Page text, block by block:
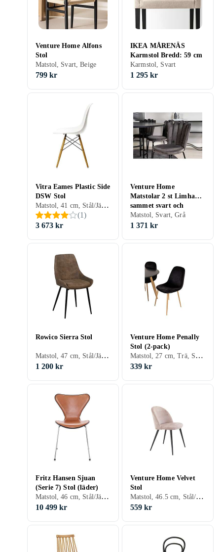
Venture Home Alfons
Stol
Matstol, Svart, Beige
799 kr
IKEA MÅRENÄS
Karmstol Bredd: 59 cm
Karmstol, Svart
1 295 kr
Vitra Eames Plastic Side
DSW Stol
Matstol, 41 cm, Stål/Järn, Plast/Polyester, Aluminium, Trä, Tyg/Textil, Svart, Vit, Grå, Turkos, Brun, Blå, Röd, Gul, Orange, Ek, Lönn, Ask, Grön, Rosa, Cognac, Trä/natur, Lackad
(1)
3 673 kr
Venture Home
Matstolar 2 st Limhamn
sammet svart och
444734
Matstol, Svart, Grå
1 371 kr
Rowico Sierra Stol
Matstol, 47 cm, Stål/Järn, Plast/Polyester, Aluminium, MDF, Tyg/Textil, Svart, Vit, Grå, Brun, Blå, Röd, Grön, Beige, Rosa, Lackad
1 200 kr
Venture Home Penally
Stol (2-pack)
Matstol, 27 cm, Trä, Svart, Vit, Grå, Blå, Gul, Ek, Lönn
339 kr
Fritz Hansen Sjuan
(Serie 7) Stol (läder)
Matstol, 46 cm, Stål/Järn, Aluminium, Trä, Skinn/Läder, Tyg/Textil, Svart, Vit, Silver, Grå, Brun, Röd, Rostfritt stål, Ek, Ask, Cognac, Trä/natur, Lackad, Valnöt
10 499 kr
Venture Home Velvet
Stol
Matstol, 46.5 cm, Stål/Järn, Plast/Polyester, Trä, Skinn/Läder, MDF, Konstläder, Tyg/Textil, Svart, Vit, Grå, Turkos, Brun, Blå, Röd, Gul, Orange, Ek, Ask, Grön, Beige, Rosa, Lila, Cognac, Cappuccino, Trä/natur
559 kr